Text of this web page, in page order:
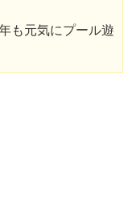
も元気にプール遊